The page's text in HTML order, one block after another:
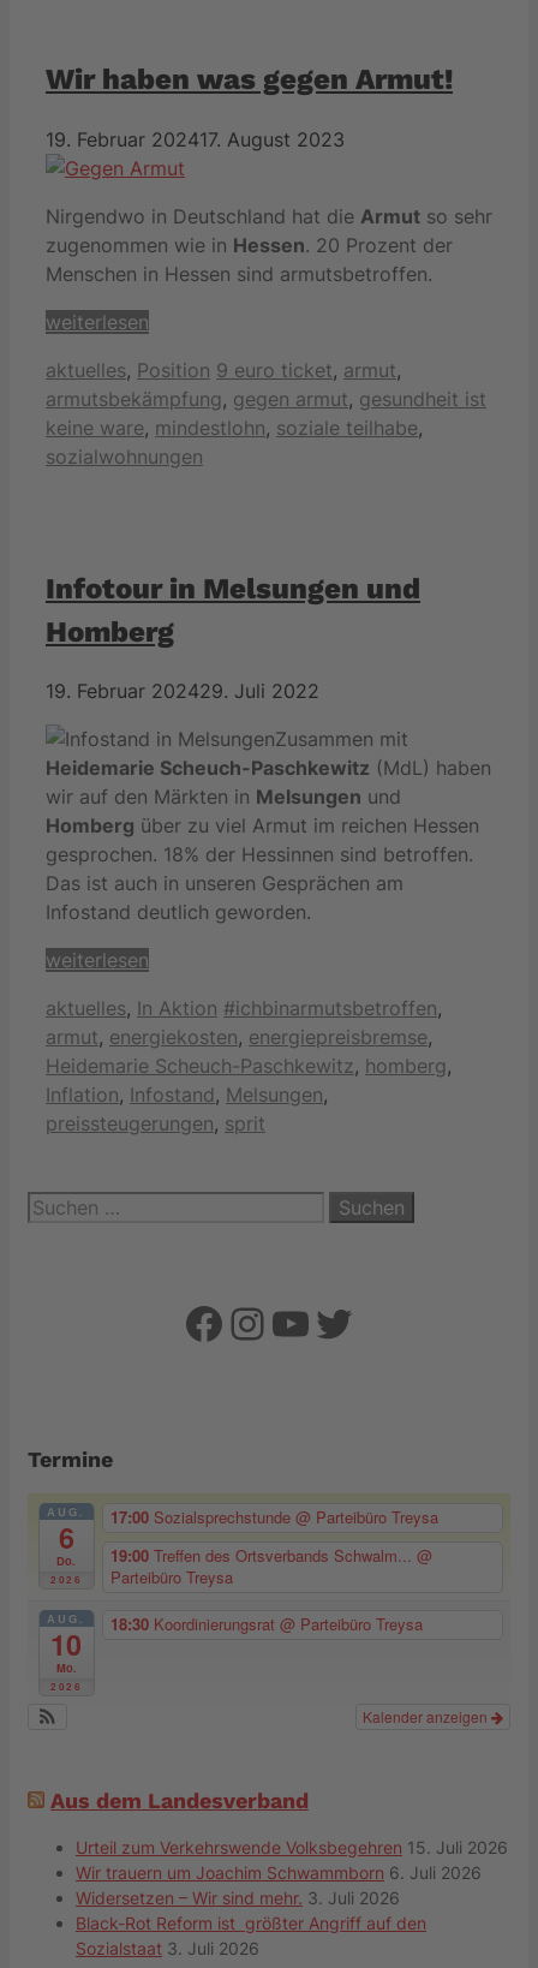
Wir haben was gegen Armut!
19. Februar 202417. August 2023
Nirgendwo in Deutschland hat die Armut so sehr
zugenommen wie in Hessen. 20 Prozent der
Menschen in Hessen sind armutsbetroffen.
weiterlesen
Kategorien
aktuelles, Position Schlagwörter
9 euro ticket, armut,
armutsbekämpfung, gegen armut, gesundheit ist
keine ware, mindestlohn, soziale teilhabe,
sozialwohnungen
Infotour in Melsungen und
Homberg
19. Februar 202429. Juli 2022
Zusammen mit
Heidemarie Scheuch-Paschkewitz (MdL) haben
wir auf den Märkten in Melsungen und
Homberg über zu viel Armut im reichen Hessen
gesprochen. 18% der Hessinnen sind betroffen.
Das ist auch in unseren Gesprächen am
Infostand deutlich geworden.
weiterlesen
Kategorien
aktuelles, In Aktion Schlagwörter
#ichbinarmutsbetroffen,
armut, energiekosten, energiepreisbremse,
Heidemarie Scheuch-Paschkewitz, homberg,
Inflation, Infostand, Melsungen,
preissteugerungen, sprit
Suchen
nach:
Facebook
Instagram
YouTube
Twitter
Termine
AUG.
6
Do.
2026
17:00 Sozialsprechstunde @ Parteibüro Treysa
19:00 Treffen des Ortsverbands Schwalm... @
Parteibüro Treysa
AUG.
10
Mo.
2026
18:30 Koordinierungsrat @ Parteibüro Treysa
Kalender anzeigen
Aus dem Landesverband
Urteil zum Verkehrswende Volksbegehren 15. Juli 2026
Wir trauern um Joachim Schwammborn 6. Juli 2026
Widersetzen – Wir sind mehr. 3. Juli 2026
Black-Rot Reform ist größter Angriff auf den
Sozialstaat 3. Juli 2026